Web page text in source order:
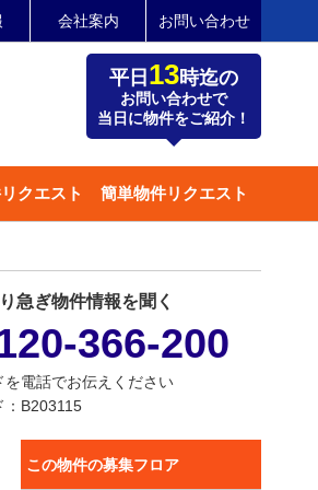
会社案内 お問い合わせ
平日 13時迄の
お問い合わせで
当日に物件をご紹介！
クエスト 簡単物件リクエスト
急ぎ物件情報を聞く
366-200
を電話でお伝えください
：B203115
この物件の募集フロア